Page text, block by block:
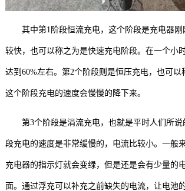
其中第1阶段恒流充电，这个阶段是充电器
较快，也可以称之为是快速充电阶段。在一个小
达到60%左右。第2个阶段则是恒压充电，也可以
这个阶段充电的速度会慢慢的降下来。
第3个阶段是涓流充电，也就是平时人们所
段充电的速度是非常缓慢的，电流比较小。一般
充电器的指示灯就会变绿，但是还是会有少量的
面。通过浮充可以补充之前缺失的电流，让电池